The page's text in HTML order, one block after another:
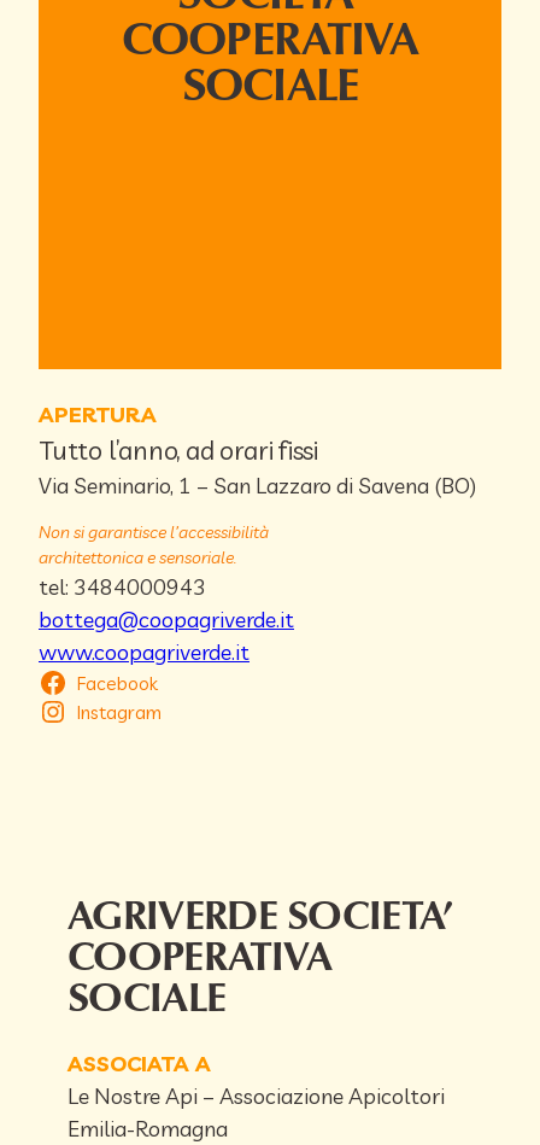
COOPERATIVA
SOCIALE
APERTURA
Tutto l’anno, ad orari fissi
Via Seminario, 1 – San Lazzaro di Savena (BO)
Non si garantisce l’accessibilità
architettonica e sensoriale.
tel: 3484000943
bottega@coopagriverde.it
www.coopagriverde.it
Facebook
Instagram
AGRIVERDE SOCIETA’
COOPERATIVA
SOCIALE
ASSOCIATA A
Le Nostre Api – Associazione Apicoltori
Emilia-Romagna